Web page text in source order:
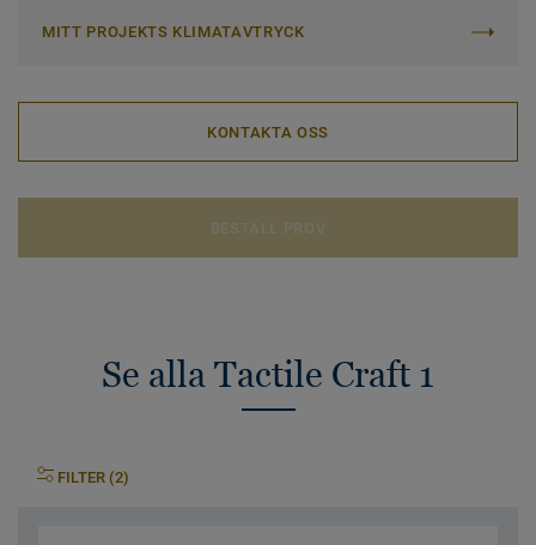
MITT PROJEKTS KLIMATAVTRYCK
KONTAKTA OSS
Se alla Tactile Craft 1
FILTER (2)